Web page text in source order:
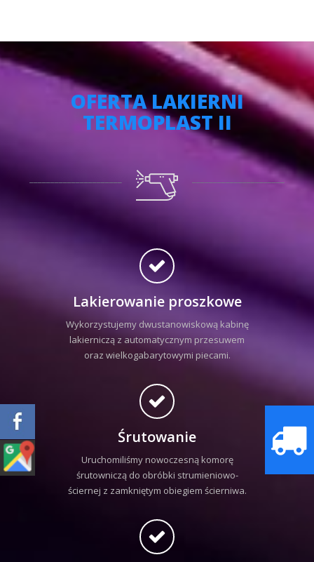
OFERTA LAKIERNI
TERMOPLAST II
Lakierowanie proszkowe
Wykorzystujemy dwustanowiskową kabinę
lakierniczą z automatycznym przesuwem
oraz wielkogabarytowymi piecami.
Śrutowanie
Uruchomiliśmy nowoczesną komorę
śrutowniczą do obróbki strumieniowo-
ściernej z zamkniętym obiegiem ścierniwa.